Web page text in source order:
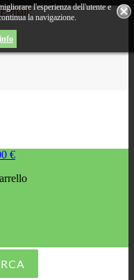
E-mail:
€
l'esperienza dell'utente e
la navigazione.